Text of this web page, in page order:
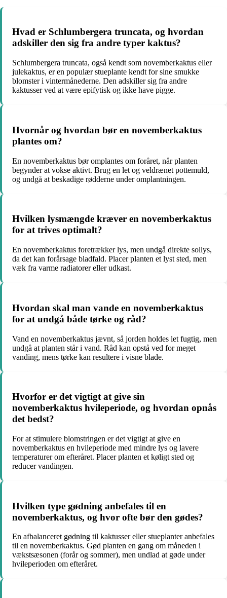
Hvad er Schlumbergera truncata, og hvordan
adskiller den sig fra andre typer kaktus?
Schlumbergera truncata, også kendt som novemberkaktus eller
julekaktus, er en populær stueplante kendt for sine smukke
blomster i vintermånederne. Den adskiller sig fra andre
kaktusser ved at være epifytisk og ikke have pigge.
Hvornår og hvordan bør en novemberkaktus
plantes om?
En novemberkaktus bør omplantes om foråret, når planten
begynder at vokse aktivt. Brug en let og veldrænet pottemuld,
og undgå at beskadige rødderne under omplantningen.
Hvilken lysmængde kræver en novemberkaktus
for at trives optimalt?
En novemberkaktus foretrækker lys, men undgå direkte sollys,
da det kan forårsage bladfald. Placer planten et lyst sted, men
væk fra varme radiatorer eller udkast.
Hvordan skal man vande en novemberkaktus
for at undgå både tørke og råd?
Vand en novemberkaktus jævnt, så jorden holdes let fugtig, men
undgå at planten står i vand. Råd kan opstå ved for meget
vanding, mens tørke kan resultere i visne blade.
Hvorfor er det vigtigt at give sin
novemberkaktus hvileperiode, og hvordan opnås
det bedst?
For at stimulere blomstringen er det vigtigt at give en
novemberkaktus en hvileperiode med mindre lys og lavere
temperaturer om efteråret. Placer planten et køligt sted og
reducer vandingen.
Hvilken type gødning anbefales til en
novemberkaktus, og hvor ofte bør den gødes?
En afbalanceret gødning til kaktusser eller stueplanter anbefales
til en novemberkaktus. Gød planten en gang om måneden i
vækstsæsonen (forår og sommer), men undlad at gøde under
hvileperioden om efteråret.